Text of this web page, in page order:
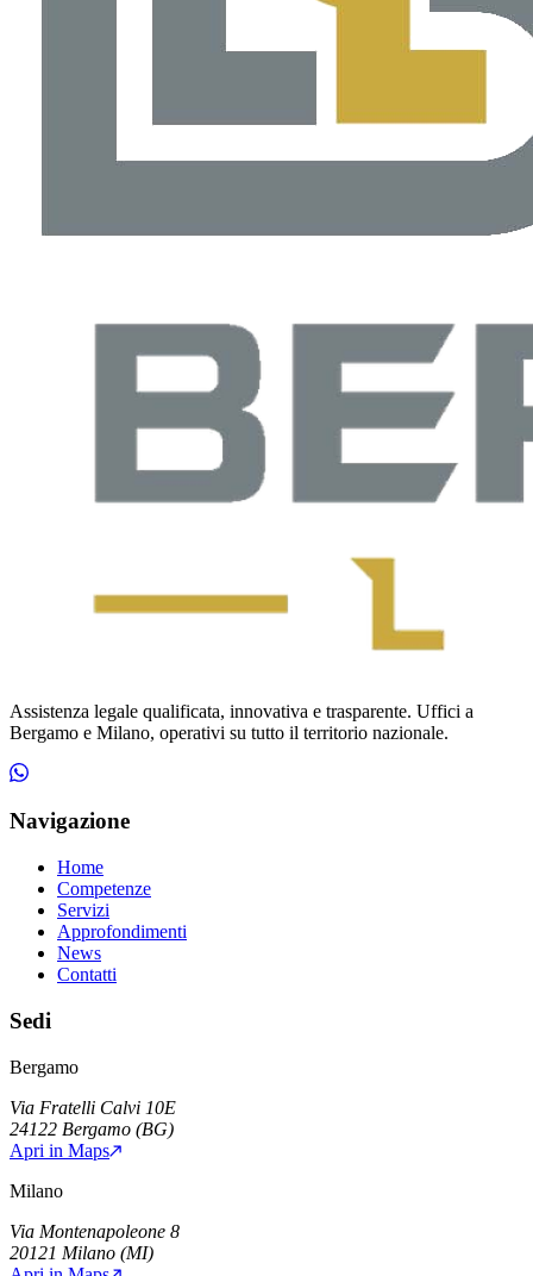
Assistenza legale qualificata, innovativa e trasparente. Uffici a
Bergamo e Milano, operativi su tutto il territorio nazionale.
Navigazione
Home
Competenze
Servizi
Approfondimenti
News
Contatti
Sedi
Bergamo
Via Fratelli Calvi 10E
24122 Bergamo (BG)
Apri in Maps
Milano
Via Montenapoleone 8
20121 Milano (MI)